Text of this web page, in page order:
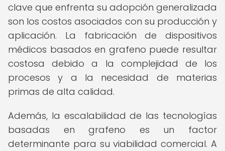
clave que enfrenta su adopción generalizada
son los costos asociados con su producción y
aplicación. La fabricación de dispositivos
médicos basados en grafeno puede resultar
costosa debido a la complejidad de los
procesos y a la necesidad de materias
primas de alta calidad.
Además, la escalabilidad de las tecnologías
basadas en grafeno es un factor
determinante para su viabilidad comercial. A